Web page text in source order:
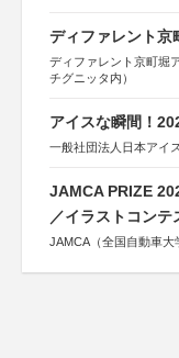
ディファレント京
ディファレント京町堀
チグニッタ内）
アイスな瞬間！
一般社団法人日本アイ
JAMCA PRIZE
／イラストコンテ
JAMCA（全国自動車大